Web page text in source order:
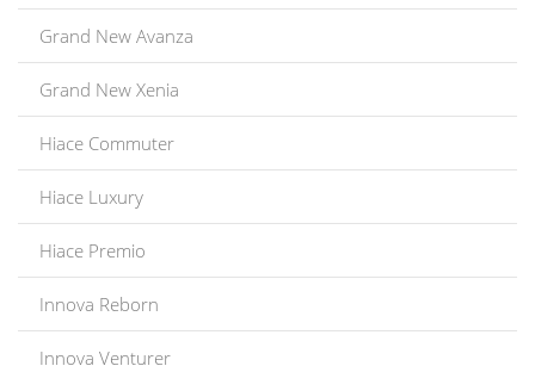
Grand New Avanza
Grand New Xenia
Hiace Commuter
Hiace Luxury
Hiace Premio
Innova Reborn
Innova Venturer